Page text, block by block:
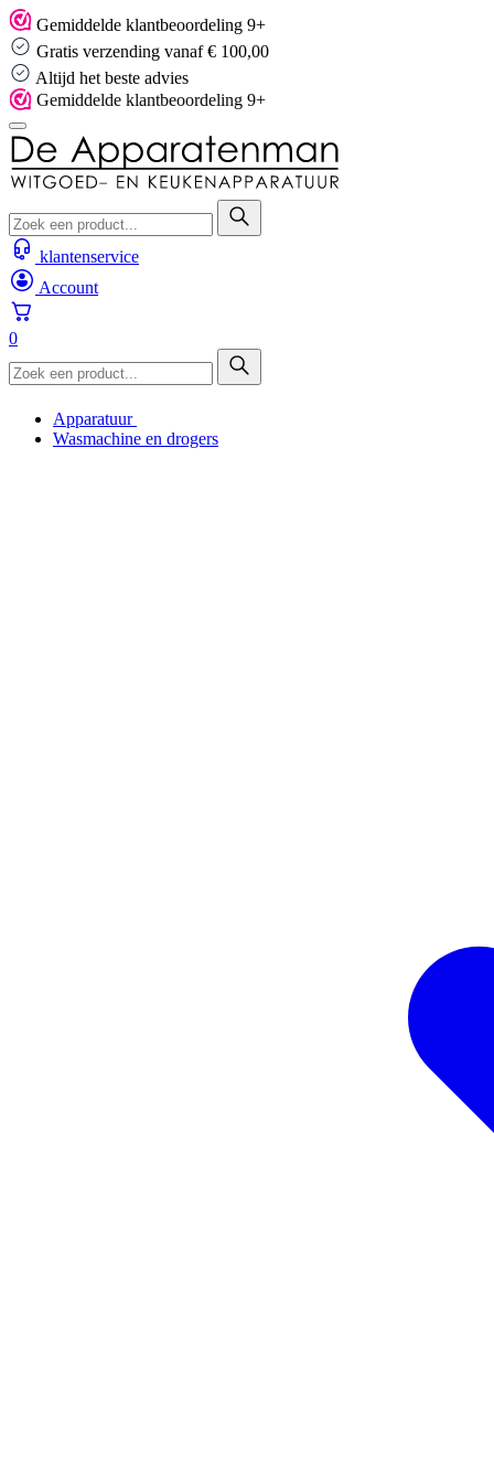
Skip
to
content
Gemiddelde klantbeoordeling 9+
Gratis verzending vanaf € 100,00
Altijd het beste advies
Gemiddelde klantbeoordeling 9+
klantenservice
Account
0
Apparatuur
Wasmachine en drogers